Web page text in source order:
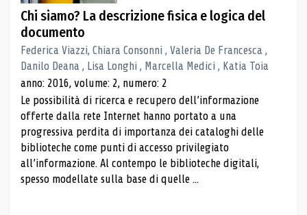
Chi siamo? La descrizione fisica e logica del
documento
Federica Viazzi, Chiara Consonni , Valeria De Francesca ,
Danilo Deana , Lisa Longhi , Marcella Medici , Katia Toia
anno: 2016, volume: 2, numero: 2
Le possibilità di ricerca e recupero dell’informazione
offerte dalla rete Internet hanno portato a una
progressiva perdita di importanza dei cataloghi delle
biblioteche come punti di accesso privilegiato
all’informazione. Al contempo le biblioteche digitali,
spesso modellate sulla base di quelle ...